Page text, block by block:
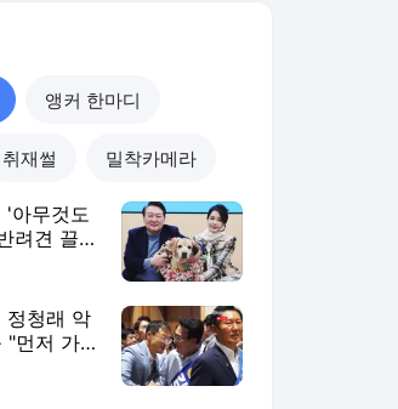
앵커 한마디
취재썰 밀착카메라
'아무것도
려견 끌
정청래 악
"먼저 가
"